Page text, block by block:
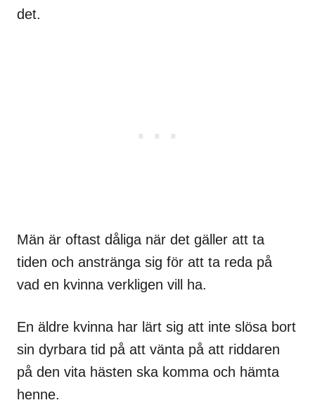
det.
Män är oftast dåliga när det gäller att ta
tiden och anstränga sig för att ta reda på
vad en kvinna verkligen vill ha.
En äldre kvinna har lärt sig att inte slösa bort
sin dyrbara tid på att vänta på att riddaren
på den vita hästen ska komma och hämta
henne.